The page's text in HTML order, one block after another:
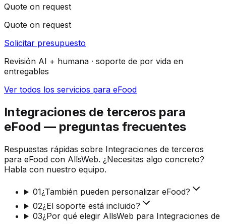
Quote on request
Quote on request
Solicitar presupuesto
Revisión AI + humana · soporte de por vida en
entregables
Ver todos los servicios para eFood
Integraciones de terceros para
eFood — preguntas frecuentes
Respuestas rápidas sobre Integraciones de terceros
para eFood con AllsWeb. ¿Necesitas algo concreto?
Habla con nuestro equipo.
01¿También pueden personalizar eFood?
02¿El soporte está incluido?
03¿Por qué elegir AllsWeb para Integraciones de